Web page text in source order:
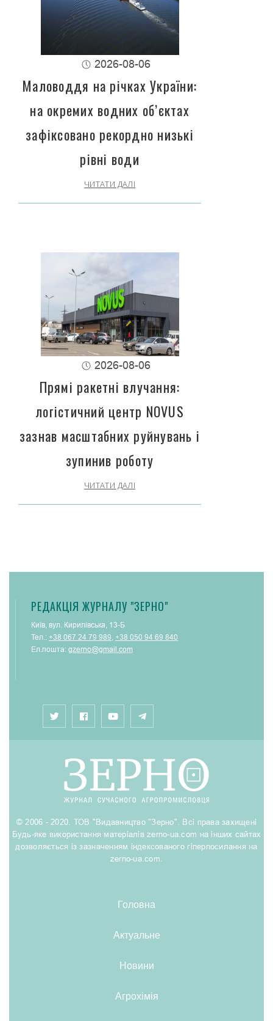
2026-08-06
Маловоддя на річках України:
на окремих водних об’єктах
зафіксовано рекордно низькі
рівні води
ЧИТАТИ ДАЛІ
2026-08-06
Прямі ракетні влучання:
логістичний центр NOVUS
зазнав масштабних руйнувань і
зупинив роботу
ЧИТАТИ ДАЛІ
РЕДАКЦІЯ ЖУРНАЛУ "ЗЕРНО"
Київ, вул. Кирилівська, 13-Б
Тел.: +38 067 24 79 989, +38 050 94 69 840
Ел.пошта: gzerno@gmail.com
© 2006 - 2020. ТОВ "Видавництво "Зерно". Всі права захищені
Будь-яке використання матеріалів zerno-ua.com на інших сайтах
дозволяється із зазначенням індексованого гіперпосилання на
zerno-ua.com.
Головна
Актуальне
Новини
Агрохімія